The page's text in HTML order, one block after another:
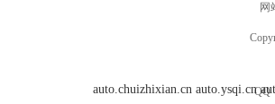
网
QQ
auto.chuizhixian.cn auto.ysqi.cn